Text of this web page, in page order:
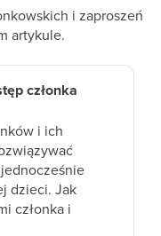
i zaproszeń
artykule.
członka
i ich
dzieci. Jak
członka i